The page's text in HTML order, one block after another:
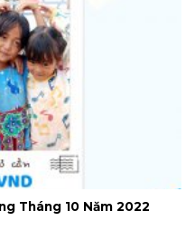
Tháng 10 Năm 2022